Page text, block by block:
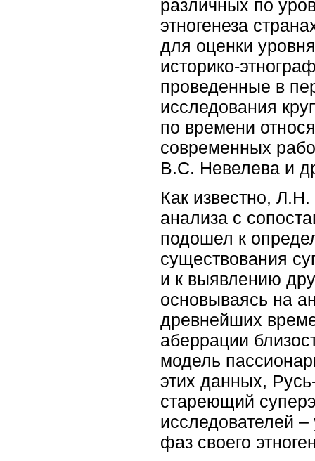
различных по
этногенеза
для оценки
историко-
проведенные в
исследования
по времени
современных
В.С. Невелева и
Как известно,
анализа с
подошел к
существования
и к выявлению
основываясь на
древнейших
аберрации
модель
этих данных,
стареющий
исследователей
фаз своего